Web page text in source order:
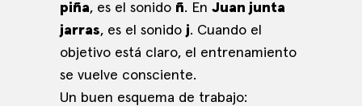
piña, es el sonido ñ. En Juan junta
jarras, es el sonido j. Cuando el
objetivo está claro, el entrenamiento
se vuelve consciente.
Un buen esquema de trabajo: